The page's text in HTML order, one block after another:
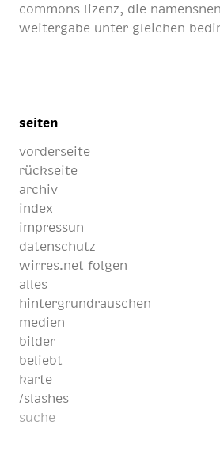
commons lizenz, die
weitergabe unter gleichen
seiten
vorderseite
rückseite
archiv
index
impressun
datenschutz
wirres.net folgen
alles
hintergrundrauschen
medien
bilder
beliebt
karte
/slashes